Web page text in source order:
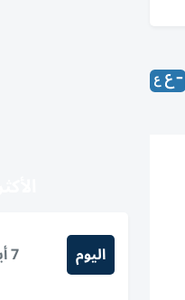
اليوم 7 أيام